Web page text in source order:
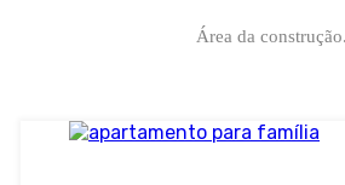
Área da construção.